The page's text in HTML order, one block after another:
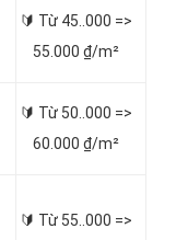
🔰 Từ 45..000 =>
55.000 ₫/m²
🔰 Từ 50..000 =>
60.000 ₫/m²
🔰 Từ 55..000 =>